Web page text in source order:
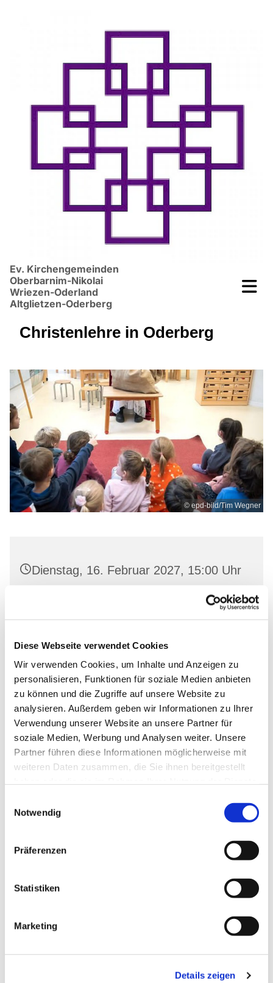
Diese Webseite verwendet Cookies
Wir verwenden Cookies, um Inhalte und Anzeigen zu
personalisieren, Funktionen für soziale Medien anbieten
zu können und die Zugriffe auf unsere Website zu
analysieren. Außerdem geben wir Informationen zu Ihrer
Verwendung unserer Website an unsere Partner für
soziale Medien, Werbung und Analysen weiter. Unsere
Partner führen diese Informationen möglicherweise mit
weiteren Daten zusammen, die Sie ihnen bereitgestellt
Notwendig
Präferenzen
Statistiken
Marketing
Details zeigen
Ev. Kirchengemeinden
Oberbarnim-Nikolai
Wriezen-Oderland
Altglietzen-Oderberg
Christenlehre in Oderberg
© epd-bild/Tim Wegner
Dienstag, 16. Februar 2027, 15:00 Uhr
Oderberg